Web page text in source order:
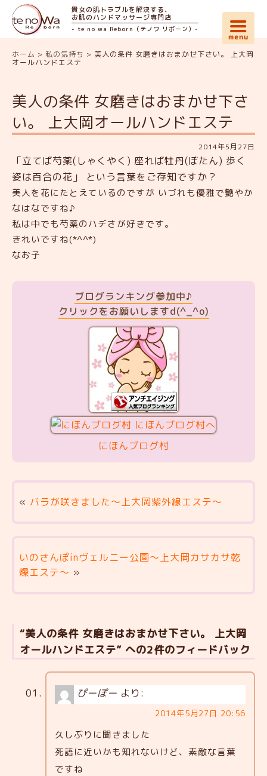
貴女の肌トラブルを解決する、
お肌のハンドマッサージ専門店
- te no wa Reborn（テノワ リボーン）-
ホーム > 私の気持ち > 美人の条件 女磨きはおまかせ下さい。 上大岡
オールハンドエステ
美人の条件 女磨きはおまかせ下さ
い。 上大岡オールハンドエステ
2014年5月27日
「立てば芍薬(しゃくやく) 座れば牡丹(ぼたん) 歩く
姿は百合の花」 という言葉をご存知ですか？
美人を花にたとえているのですが いづれも優雅で艶やか
なはなですね♪
私は中でも芍薬のハデさが好きです。
きれいですね(*^^*)
なお子
ブログランキング参加中♪
クリックをお願いしますd(^_^o)
にほんブログ村
« バラが咲きました～上大岡紫外線エステ～
いのさんぽinヴェルニー公園～上大岡カサカサ乾
燥エステ～ »
“美人の条件 女磨きはおまかせ下さい。 上大岡
オールハンドエステ” への2件のフィードバック
ぴーぽー より:
2014年5月27日 20:56
久しぶりに聞きました
死語に近いかも知れないけど、素敵な言葉
ですね